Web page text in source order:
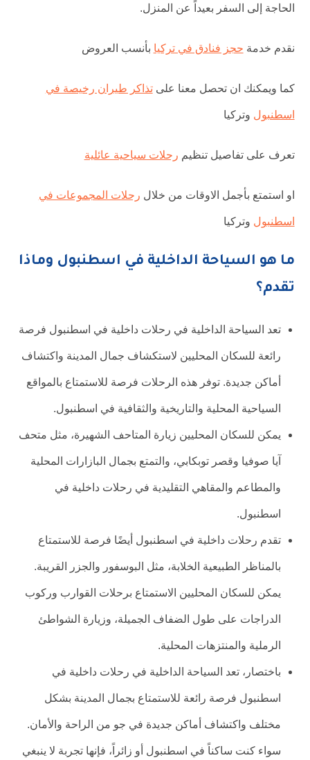
الحاجة إلى السفر بعيداً عن المنزل.
نقدم خدمة حجز فنادق في تركيابأنسب العروض
كما ويمكنك ان تحصل معنا على تذاكر طيران رخيصة في
اسطنبولوتركيا
تعرف على تفاصيل تنظيم رحلات سياحية عائلية
او استمتع بأجمل الاوقات من خلال رحلات المجموعات في
اسطنبولوتركيا
ما هو السياحة الداخلية في اسطنبول وماذا
تقدم؟
تعد السياحة الداخلية في رحلات داخلية في اسطنبول فرصة
رائعة للسكان المحليين لاستكشاف جمال المدينة واكتشاف
أماكن جديدة. توفر هذه الرحلات فرصة للاستمتاع بالمواقع
السياحية المحلية والتاريخية والثقافية في اسطنبول.
يمكن للسكان المحليين زيارة المتاحف الشهيرة، مثل متحف
آيا صوفيا وقصر توبكابي، والتمتع بجمال البازارات المحلية
والمطاعم والمقاهي التقليدية في رحلات داخلية في
اسطنبول.
تقدم رحلات داخلية في اسطنبول أيضًا فرصة للاستمتاع
بالمناظر الطبيعية الخلابة، مثل البوسفور والجزر القريبة.
يمكن للسكان المحليين الاستمتاع برحلات القوارب وركوب
الدراجات على طول الضفاف الجميلة، وزيارة الشواطئ
الرملية والمنتزهات المحلية.
باختصار، تعد السياحة الداخلية في رحلات داخلية في
اسطنبول فرصة رائعة للاستمتاع بجمال المدينة بشكل
مختلف واكتشاف أماكن جديدة في جو من الراحة والأمان.
سواء كنت ساكناً في اسطنبول أو زائراً، فإنها تجربة لا ينبغي